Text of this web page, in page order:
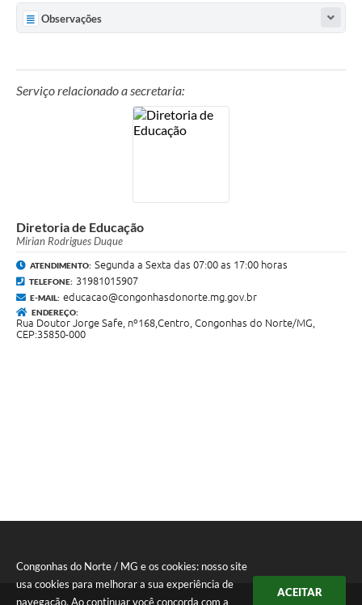
Congonhas do Norte / MG e os cookies: nosso site
usa cookies para melhorar a sua experiência de
navegação. Ao continuar você concorda com a
ACEITAR
Observações
Serviço relacionado a secretaria:
Diretoria de Educação
Mirian Rodrigues Duque
ATENDIMENTO: Segunda a Sexta das 07:00 as 17:00 horas
TELEFONE: 31981015907
E-MAIL: educacao@congonhasdonorte.mg.gov.br
ENDEREÇO:
Rua Doutor Jorge Safe, nº168,Centro, Congonhas do Norte/MG,
CEP:35850-000